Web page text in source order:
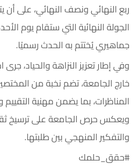
ربع النهائي ونصف النهائي، على أن
الجولة النهائية التي ستقام يوم
جماهيري يُختتم به الحدث رسميًا.
وفي إطار تعزيز النزاهة والحياد،
خارج الجامعة، تضم نخبة من
المناظرات، بما يضمن مهنية التقييم
ويعكس حرص الجامعة على ترسيخ
والتفكير المنهجي بين طلبتها.
#حقق_حلمك